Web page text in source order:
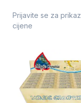
Prijavite se za prikaz
cijene